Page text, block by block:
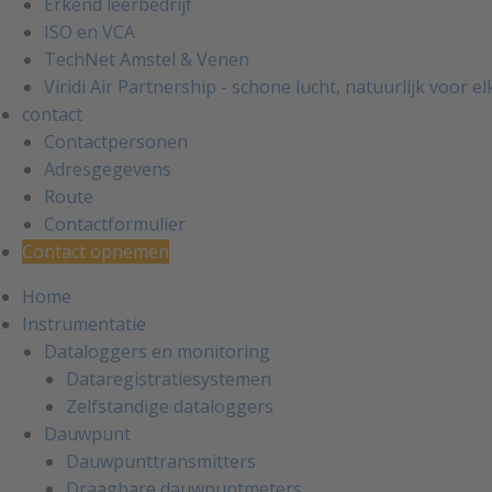
ISO en VCA
TechNet Amstel & Venen
Viridi Air Partnership - schone lucht, natuurlijk voor
contact
Contactpersonen
Adresgegevens
Route
Contactformulier
Contact opnemen
Home
Instrumentatie
Dataloggers en monitoring
Dataregistratiesystemen
Zelfstandige dataloggers
Dauwpunt
Dauwpunttransmitters